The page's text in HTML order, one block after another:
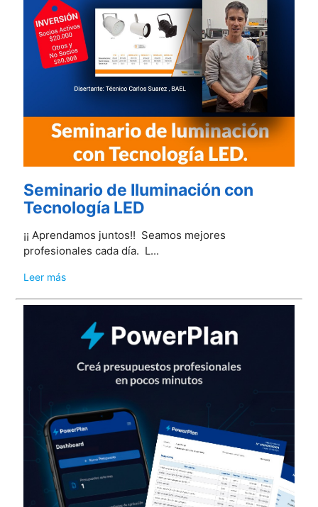
Seminario de Iluminación con
Tecnología LED
¡¡ Aprendamos juntos!! Seamos mejores
profesionales cada día. L...
Leer más